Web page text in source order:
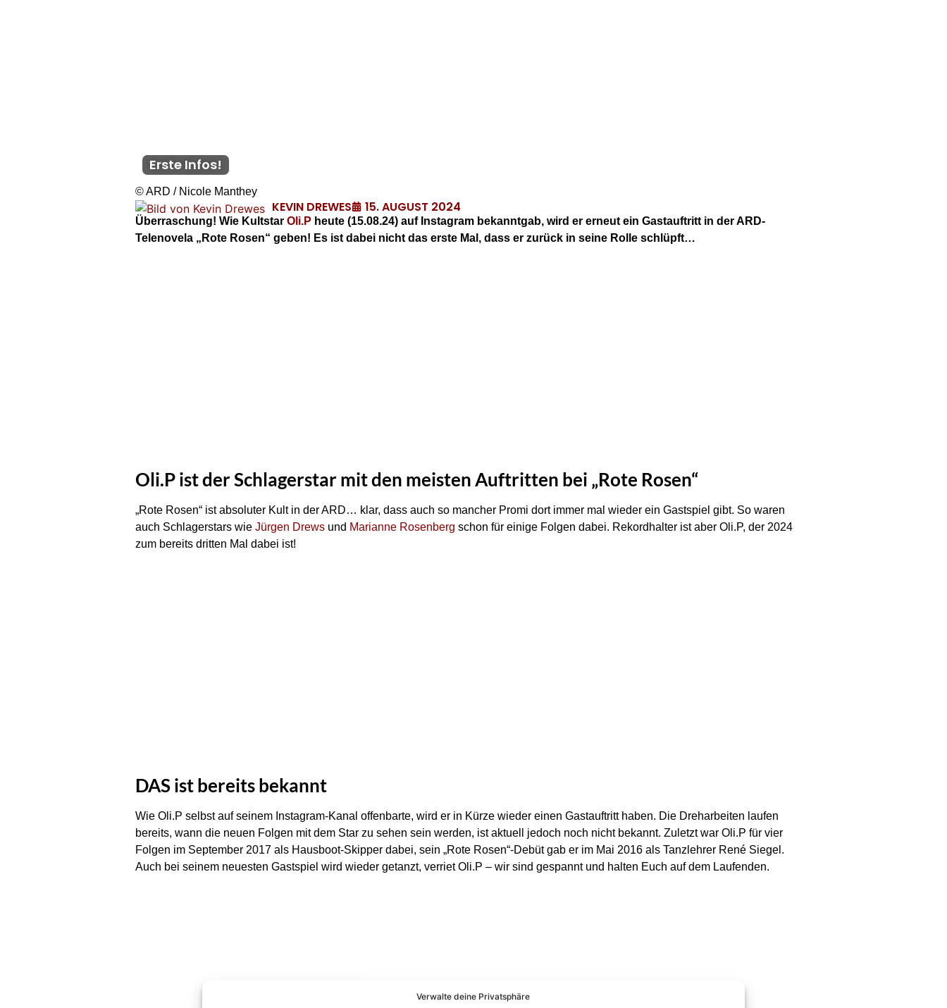
Verwalte deine Privatsphäre
Erste Infos!
© ARD / Nicole Manthey
KEVIN DREWES 15. AUGUST 2024
Überraschung! Wie Kultstar Oli.P heute (15.08.24) auf Instagram bekanntgab, wird er erneut ein Gastauftritt in der ARD-
Telenovela „Rote Rosen“ geben! Es ist dabei nicht das erste Mal, dass er zurück in seine Rolle schlüpft…
Oli.P ist der Schlagerstar mit den meisten Auftritten bei „Rote Rosen“
„Rote Rosen“ ist absoluter Kult in der ARD… klar, dass auch so mancher Promi dort immer mal wieder ein Gastspiel gibt. So waren
auch Schlagerstars wie Jürgen Drews und Marianne Rosenberg schon für einige Folgen dabei. Rekordhalter ist aber Oli.P, der 2024
zum bereits dritten Mal dabei ist!
DAS ist bereits bekannt
Wie Oli.P selbst auf seinem Instagram-Kanal offenbarte, wird er in Kürze wieder einen Gastauftritt haben. Die Dreharbeiten laufen
bereits, wann die neuen Folgen mit dem Star zu sehen sein werden, ist aktuell jedoch noch nicht bekannt. Zuletzt war Oli.P für vier
Folgen im September 2017 als Hausboot-Skipper dabei, sein „Rote Rosen“-Debüt gab er im Mai 2016 als Tanzlehrer René Siegel.
Auch bei seinem neuesten Gastspiel wird wieder getanzt, verriet Oli.P – wir sind gespannt und halten Euch auf dem Laufenden.